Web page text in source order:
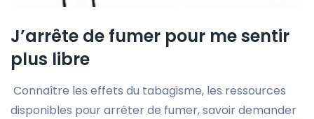
J’arrête de fumer pour me sentir
plus libre
Connaître les effets du tabagisme, les ressources
disponibles pour arrêter de fumer, savoir demander